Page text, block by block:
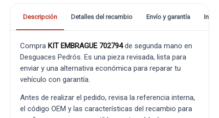
Descripción Detalles del recambio Envío y garantía
Compra KIT EMBRAGUE 702794de segunda mano en
Desguaces Pedrós. Es una pieza revisada, lista para
enviar y una alternativa económica para reparar tu
vehículo con garantía.
Antes de realizar el pedido, revisa la referencia interna,
el código OEM y las características del recambio para